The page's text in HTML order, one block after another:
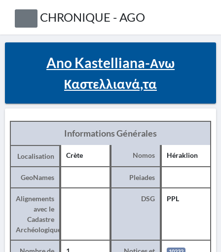
CHRONIQUE - AGO
Ano Kastelliana-Ανω
Καστελλιανά,τα
Informations Générales
Localisation Crète Nomos Héraklion
GeoNames Pleiades
Alignements
avec le
Cadastre
Archéologique
DSG PPL